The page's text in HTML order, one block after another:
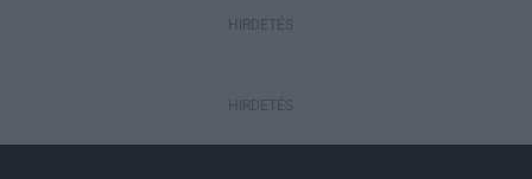
HIRDETÉS
HIRDETÉS